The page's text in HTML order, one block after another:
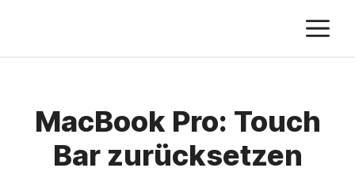
springen
MacBook Pro: Touch
Bar zurücksetzen